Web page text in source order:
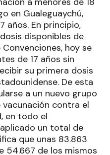
en Gualeguaychú,
años. En principio,
disponibles de
hoy se
de 17 años sin
su primera dosis
De esta
a un nuevo grupo
contra el
en todo el
un total de
que unas 83.863
54.667 de los mismos